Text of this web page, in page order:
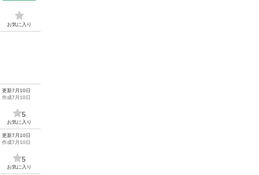
お気に入り
更新7月10日
作成7月10日
5
お気に入り
更新7月10日
作成7月10日
5
お気に入り